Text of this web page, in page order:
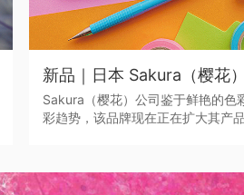
Sakura（樱花）公司鉴于鲜艳的色
彩趋势，该品牌现在正在扩大其产